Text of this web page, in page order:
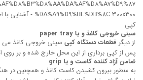
سینی خروجی کاغذ و یا paper tray
از دیگر قطعات دستگاه کپی سینی خروجی کاغذ می
پس از کپی برداری از این محل خارج شده و بر روی
ضامن آزاد کننده کاست و یا grip
به منطور بیرون کشیدن کاست کاغذ و همچنین در